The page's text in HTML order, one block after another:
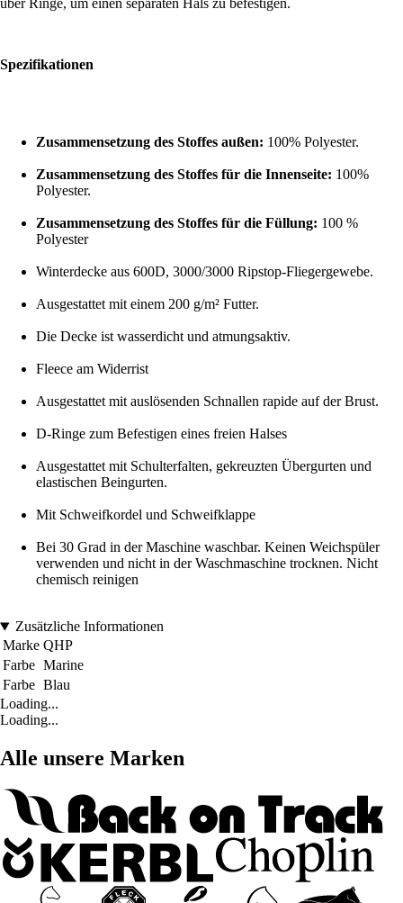
über Ringe, um einen separaten Hals zu befestigen.
Spezifikationen
Zusammensetzung des Stoffes außen: 100% Polyester.
Zusammensetzung des Stoffes für die Innenseite: 100%
Polyester.
Zusammensetzung des Stoffes für die Füllung: 100 %
Polyester
Winterdecke aus 600D, 3000/3000 Ripstop-Fliegergewebe.
Ausgestattet mit einem 200 g/m² Futter.
Die Decke ist wasserdicht und atmungsaktiv.
Fleece am Widerrist
Ausgestattet mit auslösenden Schnallen rapide auf der Brust.
D-Ringe zum Befestigen eines freien Halses
Ausgestattet mit Schulterfalten, gekreuzten Übergurten und
elastischen Beingurten.
Mit Schweifkordel und Schweifklappe
Bei 30 Grad in der Maschine waschbar. Keinen Weichspüler
verwenden und nicht in der Waschmaschine trocknen. Nicht
chemisch reinigen
Zusätzliche Informationen
Marke QHP
Farbe Marine
Farbe Blau
Loading...
Loading...
Alle unsere Marken